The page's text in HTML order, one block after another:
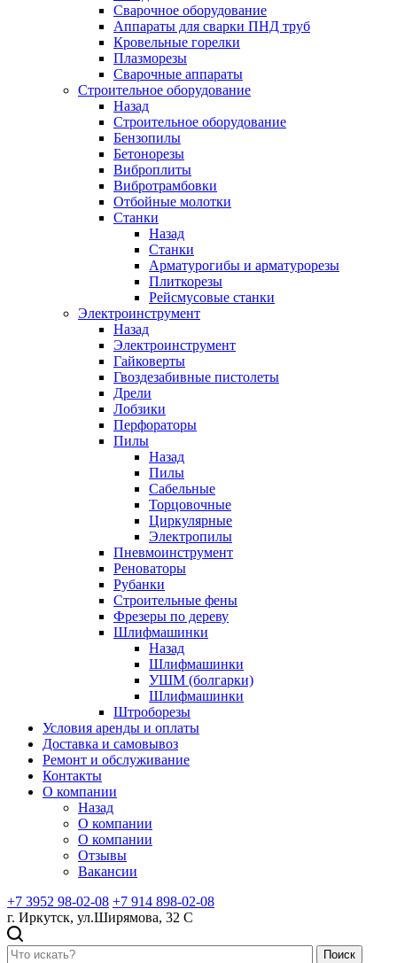
Сварочное оборудование
Аппараты для сварки ПНД труб
Кровельные горелки
Плазморезы
Сварочные аппараты
Строительное оборудование
Назад
Строительное оборудование
Бензопилы
Бетонорезы
Виброплиты
Вибротрамбовки
Отбойные молотки
Станки
Назад
Станки
Арматурогибы и арматурорезы
Плиткорезы
Рейсмусовые станки
Электроинструмент
Назад
Электроинструмент
Гайковерты
Гвоздезабивные пистолеты
Дрели
Лобзики
Перфораторы
Пилы
Назад
Пилы
Сабельные
Торцовочные
Циркулярные
Электропилы
Пневмоинструмент
Реноваторы
Рубанки
Строительные фены
Фрезеры по дереву
Шлифмашинки
Назад
Шлифмашинки
УШМ (болгарки)
Шлифмашинки
Штроборезы
Условия аренды и оплаты
Доставка и самовывоз
Ремонт и обслуживание
Контакты
О компании
Назад
О компании
О компании
Отзывы
Вакансии
+7 3952 98-02-08 +7 914 898-02-08
г. Иркутск, ул.Ширямова, 32 С
Поиск